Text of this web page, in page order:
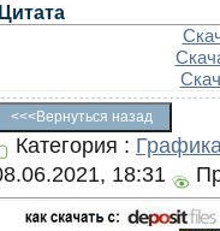
Цитата
Категория :
18:31